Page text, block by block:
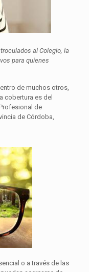
al Colegio, la
para quienes
de muchos otros,
cobertura es del
de
de Córdoba,
o a través de las